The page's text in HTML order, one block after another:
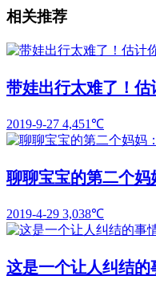
相关推荐
带娃出行太难了！
2019-9-27 4,451℃
聊聊宝宝的第二个妈
2019-4-29 3,038℃
这是一个让人纠结的